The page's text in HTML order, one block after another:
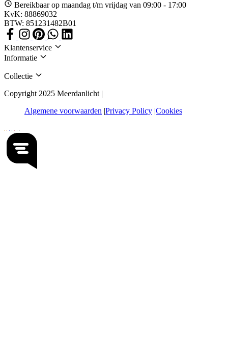
Bereikbaar op maandag t/m vrijdag van 09:00 - 17:00
KvK: 88869032
BTW: 851231482B01
Klantenservice
Informatie
Collectie
Copyright 2025 Meerdanlicht |
Algemene voorwaarden Privacy Policy Cookies